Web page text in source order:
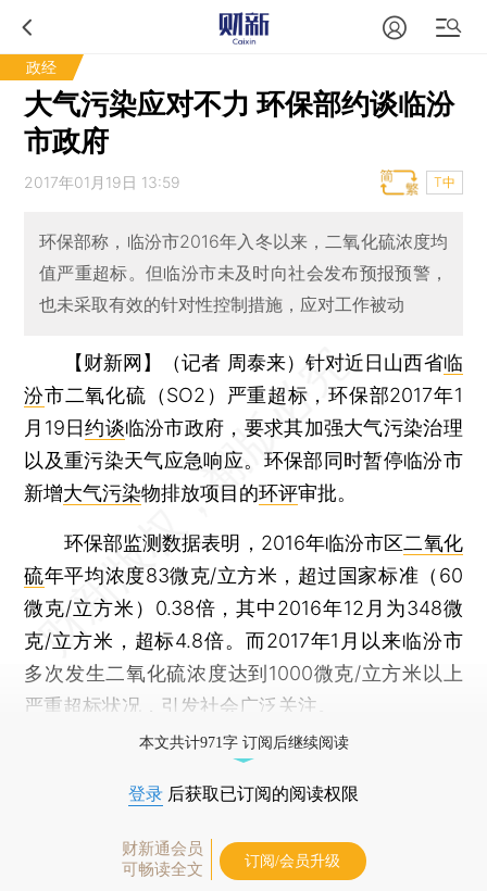
政经
大气污染应对不力 环保部约谈临汾
市政府
2017年01月19日 13:59 T中
环保部称，临汾市2016年入冬以来，二氧化硫浓度均
值严重超标。但临汾市未及时向社会发布预报预警，
也未采取有效的针对性控制措施，应对工作被动
【财新网】（记者 周泰来） 针对近日山西省临
汾市二氧化硫（SO2）严重超标，环保部2017年1
月19日约谈临汾市政府，要求其加强大气污染治理
以及重污染天气应急响应。环保部同时暂停临汾市
新增大气污染物排放项目的环评审批。
环保部监测数据表明，2016年临汾市区二氧化
硫年平均浓度83微克/立方米，超过国家标准（60
微克/立方米）0.38倍，其中2016年12月为348微
克/立方米，超标4.8倍。而2017年1月以来临汾市
多次发生二氧化硫浓度达到1000微克/立方米以上
严重超标状况，引发社会广泛关注。
本文共计971字 订阅后继续阅读
登录 后获取已订阅的阅读权限
财新通会员
可畅读全文
订阅/会员升级